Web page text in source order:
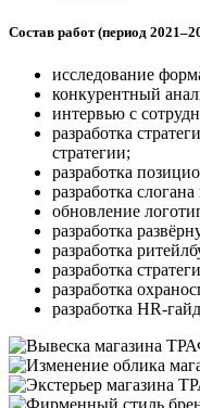
Состав работ (период
исследование
конкурентный
интервью с
разработка
стратегии;
разработка
разработка
обновление
разработка
разработка
разработка
разработка
разработка HR-